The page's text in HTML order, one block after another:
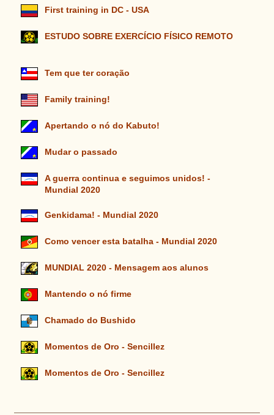
First training in DC - USA
ESTUDO SOBRE EXERCÍCIO FÍSICO REMOTO
Tem que ter coração
Family training!
Apertando o nó do Kabuto!
Mudar o passado
A guerra continua e seguimos unidos! -
Mundial 2020
Genkidama! - Mundial 2020
Como vencer esta batalha - Mundial 2020
MUNDIAL 2020 - Mensagem aos alunos
Mantendo o nó firme
Chamado do Bushido
Momentos de Oro - Sencillez
Momentos de Oro - Sencillez